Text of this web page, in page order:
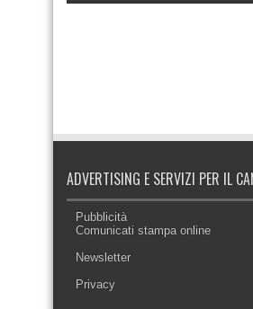
ADVERTISING E SERVIZI PER IL
Pubblicità
Comunicati stampa online
Newsletter
Privacy